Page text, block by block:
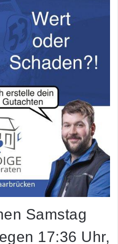
Samstag
17:36 Uhr,